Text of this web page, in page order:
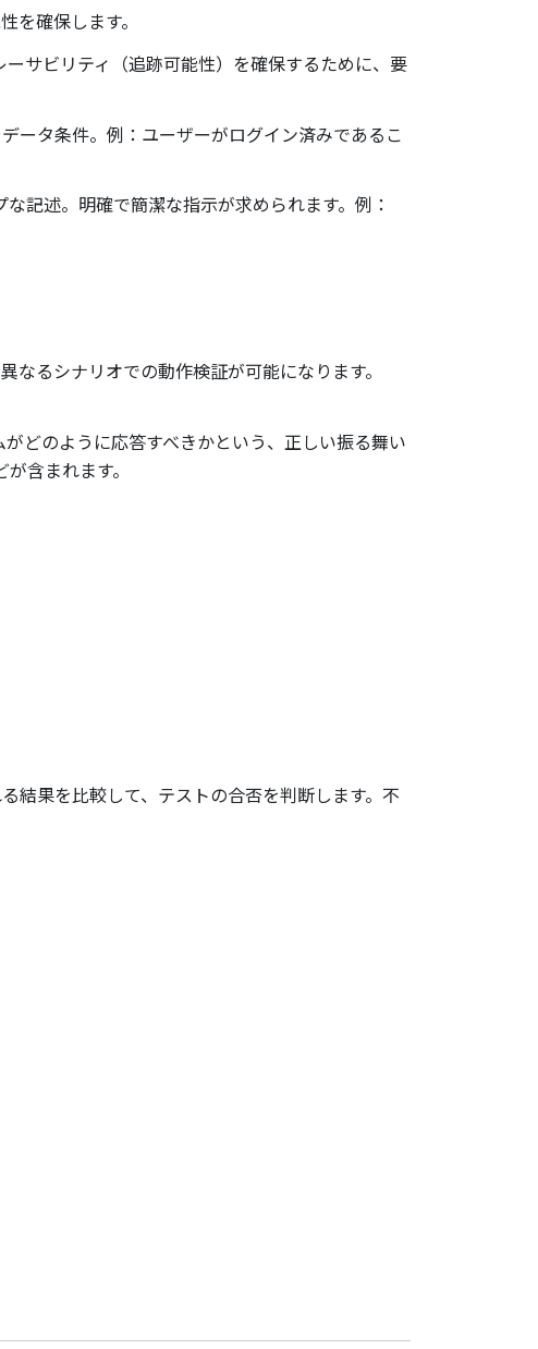
を確保します。
サビリティ（追跡可能性）を確保するために、要
ータ条件。例：ユーザーがログイン済みであるこ
記述。明確で簡潔な指示が求められます。例：
るシナリオでの動作検証が可能になります。
どのように応答すべきかという、正しい振る舞い
含まれます。
結果を比較して、テストの合否を判断します。不